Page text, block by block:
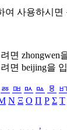
여 사용하시면
면 zhongwen
면 beijing을
ㅭ ㅮ ㅯ ㅰ ㅱ ㅲ
Ν Ξ Ο Π Ρ Σ Τ